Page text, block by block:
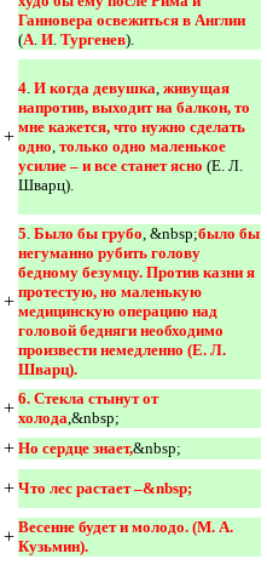
(А. И. Тургенев).
+
4. И когда девушка, живущая
напротив, выходит на балкон, то
мне кажется, что нужно сделать
одно, только одно маленькое
усилие – и все станет ясно (Е. Л.
Шварц).
+
5. Было бы грубо, &nbsp;было бы
негуманно рубить голову
бедному безумцу. Против казни я
протестую, но маленькую
медицинскую операцию над
головой бедняги необходимо
произвести немедленно (Е. Л.
Шварц).
+ 6. Стекла стынут от
холода,&nbsp;
+ Но сердце знает,&nbsp;
+ Что лес растает –&nbsp;
+ Весенне будет и молодо. (М. А.
Кузьмин).